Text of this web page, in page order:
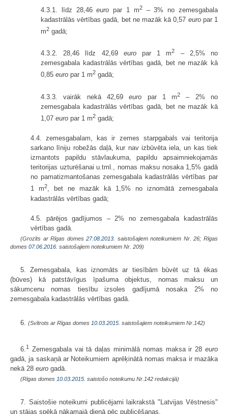
4.3.1. līdz 28,46euro par 1 m2– 3% no zemesgabala
kadastrālās vērtības gadā, bet ne mazāk kā 0,57 europar 1
m2 gadā;
4.3.2. 28,46 līdz 42,69 europar 1 m2
– 2,5% no
zemesgabala kadastrālās vērtības gadā, bet ne mazāk kā
0,85 euro par 1 m2 gadā;
4.3.3. vairāk nekā 42,69euro par 1 m2
– 2% no
zemesgabala kadastrālās vērtības gadā, bet ne mazāk kā
1,07 euro par 1 m2 gadā;
4.4. zemesgabalam, kas ir zemes starpgabals vai teritorija
sarkano līniju robežās daļā, kur nav izbūvēta iela, un kas tiek
izmantots papildu stāvlaukuma, papildu apsaimniekojamās
teritorijas uzturēšanai u.tml., nomas maksu nosaka 1,5% gadā
no pamatizmantošanas zemesgabala kadastrālās vērtības par
1 m2, bet ne mazāk kā 1,5% no iznomātā zemesgabala
kadastrālās vērtības gadā;
4.5. pārējos gadījumos – 2% no zemesgabala kadastrālās
vērtības gadā.
(Grozīts ar Rīgas domes27.08.2013.
saistošajiem noteikumiem Nr. 26; Rīgas
domes 07.06.2016. saistošajiem noteikumiem Nr. 209)
5. Zemesgabala, kas iznomāts ar tiesībām būvēt uz tā ēkas
(būves) kā patstāvīgus īpašuma objektus, nomas maksu un
sākumcenu nomas tiesību izsoles gadījumā nosaka 2% no
zemesgabala kadastrālās vērtības gadā.
6. (Svītrots ar Rīgas domes 10.03.2015. saistošajiem noteikumiem Nr.142)
6.1 Zemesgabala vai tā daļas minimālā nomas maksa ir 28 euro
gadā, ja saskaņā ar Noteikumiem aprēķinātā nomas maksa ir mazāka
nekā 28 euro gadā.
(Rīgas domes 10.03.2015. saistošo noteikumu Nr.142 redakcijā)
7. Saistošie noteikumi publicējami laikrakstā "Latvijas Vēstnesis"
un stājas spēkā nākamajā dienā pēc publicēšanas.